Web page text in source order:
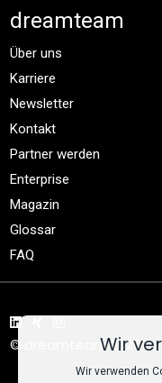
dreamteam
Über uns
Karriere
Newsletter
Kontakt
Partner werden
Enterprise
Magazin
Glossar
FAQ
© dreamteam 2026
Wir
Wir verwenden